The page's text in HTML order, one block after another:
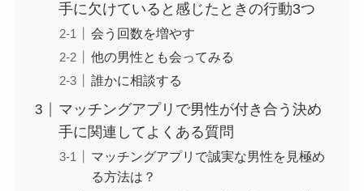
手に欠けていると感じたときの行動3つ
会う回数を増やす
他の男性とも会ってみる
誰かに相談する
マッチングアプリで男性が付き合う決め
手に関連してよくある質問
マッチングアプリで誠実な男性を見極め
る方法は？